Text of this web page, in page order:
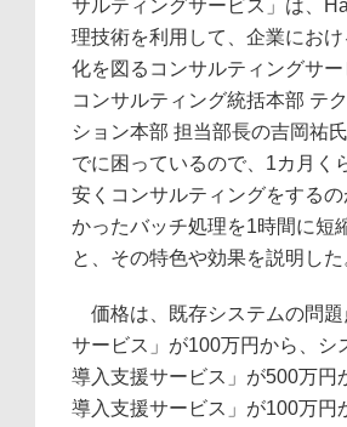
サルティングサービス」は、
理技術を利用して、企業にお
化を図るコンサルティングサ
コンサルティング統括本部 テ
ション本部 担当部長の吉岡祐
でに困っているので、1カ月く
安くコンサルティングをする
かったバッチ処理を1時間に短
と、その特色や効果を説明した
価格は、既存システムの問題
サービス」が100万円から、シ
導入支援サービス」が500万円
導入支援サービス」が100万円